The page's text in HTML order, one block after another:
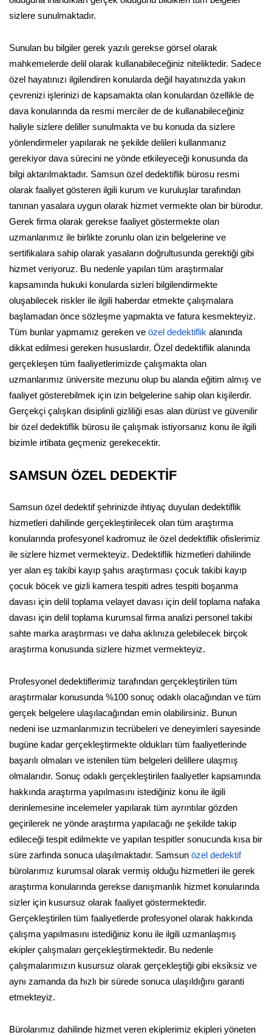
sizlere sunulmaktadır.
Sunulan bu bilgiler gerek yazılı gerekse görsel olarak
mahkemelerde delil olarak kullanabileceğiniz niteliktedir. Sadece
özel hayatınızı ilgilendiren konularda değil hayatınızda yakın
çevrenizi işlerinizi de kapsamakta olan konulardan özellikle de
dava konularında da resmi merciler de de kullanabileceğiniz
haliyle sizlere deliller sunulmakta ve bu konuda da sizlere
yönlendirmeler yapılarak ne şekilde delileri kullanmanız
gerekiyor dava sürecini ne yönde etkileyeceği konusunda da
bilgi aktarılmaktadır. Samsun özel dedektiflik bürosu resmi
olarak faaliyet gösteren ilgili kurum ve kuruluşlar tarafından
tanınan yasalara uygun olarak hizmet vermekte olan bir bürodur.
Gerek firma olarak gerekse faaliyet göstermekte olan
uzmanlarımız ile birlikte zorunlu olan izin belgelerine ve
sertifikalara sahip olarak yasaların doğrultusunda gerektiği gibi
hizmet veriyoruz. Bu nedenle yapılan tüm araştırmalar
kapsamında hukuki konularda sizleri bilgilendirmekte
oluşabilecek riskler ile ilgili haberdar etmekte çalışmalara
başlamadan önce sözleşme yapmakta ve fatura kesmekteyiz.
Tüm bunlar yapmamız gereken ve özel dedektiflik alanında
dikkat edilmesi gereken hususlardır. Özel dedektiflik alanında
gerçekleşen tüm faaliyetlerimizde çalışmakta olan
uzmanlarımız üniversite mezunu olup bu alanda eğitim almış ve
faaliyet gösterebilmek için izin belgelerine sahip olan kişilerdir.
Gerçekçi çalışkan disiplinli gizliliği esas alan dürüst ve güvenilir
bir özel dedektiflik bürosu ile çalışmak istiyorsanız konu ile ilgili
bizimle irtibata geçmeniz gerekecektir.
SAMSUN ÖZEL DEDEKTİF
Samsun özel dedektif şehrinizde ihtiyaç duyulan dedektiflik
hizmetleri dahilinde gerçekleştirilecek olan tüm araştırma
konularında profesyonel kadromuz ile özel dedektiflik ofislerimiz
ile sizlere hizmet vermekteyiz. Dedektiflik hizmetleri dahilinde
yer alan eş takibi kayıp şahıs araştırması çocuk takibi kayıp
çocuk böcek ve gizli kamera tespiti adres tespiti boşanma
davası için delil toplama velayet davası için delil toplama nafaka
davası için delil toplama kurumsal firma analizi personel takibi
sahte marka araştırması ve daha aklınıza gelebilecek birçok
araştırma konusunda sizlere hizmet vermekteyiz.
Profesyonel dedektiflerimiz tarafından gerçekleştirilen tüm
araştırmalar konusunda %100 sonuç odaklı olacağından ve tüm
gerçek belgelere ulaşılacağından emin olabilirsiniz. Bunun
nedeni ise uzmanlarımızın tecrübeleri ve deneyimleri sayesinde
bugüne kadar gerçekleştirmekte oldukları tüm faaliyetlerinde
başarılı olmaları ve istenilen tüm belgeleri delillere ulaşmış
olmalarıdır. Sonuç odaklı gerçekleştirilen faaliyetler kapsamında
hakkında araştırma yapılmasını istediğiniz konu ile ilgili
derinlemesine incelemeler yapılarak tüm ayrıntılar gözden
geçirilerek ne yönde araştırma yapılacağı ne şekilde takip
edileceği tespit edilmekte ve yapılan tespitler sonucunda kısa bir
süre zarfında sonuca ulaşılmaktadır. Samsun özel dedektif
bürolarımız kurumsal olarak vermiş olduğu hizmetleri ile gerek
araştırma konularında gerekse danışmanlık hizmet konularında
sizler için kusursuz olarak faaliyet göstermektedir.
Gerçekleştirilen tüm faaliyetlerde profesyonel olarak hakkında
çalışma yapılmasını istediğiniz konu ile ilgili uzmanlaşmış
ekipler çalışmaları gerçekleştirmektedir. Bu nedenle
çalışmalarımızın kusursuz olarak gerçekleştiği gibi eksiksiz ve
aynı zamanda da hızlı bir sürede sonuca ulaşıldığını garanti
etmekteyiz.
Bürolarımız dahilinde hizmet veren ekiplerimiz ekipleri yöneten